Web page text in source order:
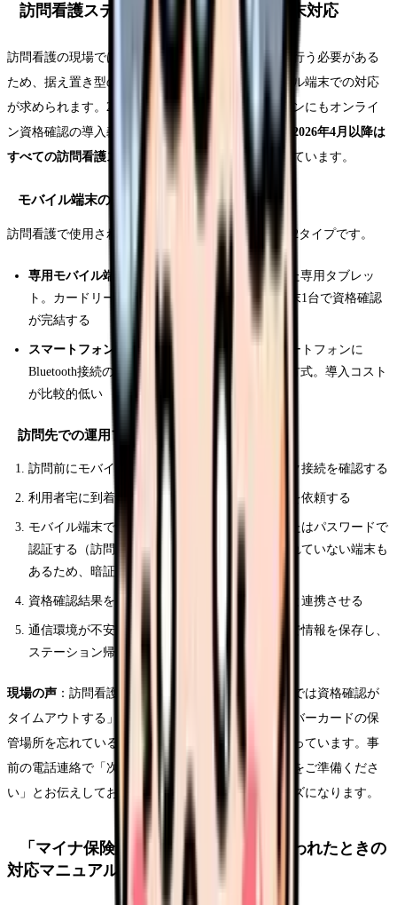
訪問看護ステーションでのモバイル端末対応
訪問看護の現場では、患者さんの自宅で資格確認を行う必要がある
ため、据え置き型のカードリーダーではなくモバイル端末での対応
が求められます。2025年度から訪問看護ステーションにもオンライ
ン資格確認の導入義務が段階的に適用されており、
2026年4月以降は
すべての訪問看護ステーションで対応が必要になっています。
モバイル端末の種類と特徴
訪問看護で使用されるモバイル端末は、主に以下の2タイプです。
専用モバイル端末
：NFC読み取り機能を搭載した専用タブレッ
ト。カードリーダーが内蔵されているため、端末1台で資格確認
が完結する
スマートフォン＋外付けリーダー
：業務用スマートフォンに
Bluetooth接続のカードリーダーを組み合わせる方式。導入コスト
が比較的低い
訪問先での運用フロー
訪問前にモバイル端末の充電状態とネットワーク接続を確認する
利用者宅に到着後、マイナンバーカードの提示を依頼する
モバイル端末でカードを読み取り、暗証番号またはパスワードで
認証する（訪問看護では顔認証カメラが搭載されていない端末も
あるため、暗証番号認証が主流）
資格確認結果を端末上で確認し、記録システムと連携させる
通信環境が不安定な場合は、オフラインモードで情報を保存し、
ステーション帰着後に同期する
現場の声 ：訪問看護師からは「通信環境が悪い地域では資格確認が
タイムアウトする」「在宅の高齢利用者はマイナンバーカードの保
管場所を忘れていることが多い」といった声が上がっています。事
前の電話連絡で「次回訪問時にマイナンバーカードをご準備くださ
い」とお伝えしておくだけで、当日の対応がスムーズになります。
「マイナ保険証を持っていない」と言われたときの
対応マニュアル